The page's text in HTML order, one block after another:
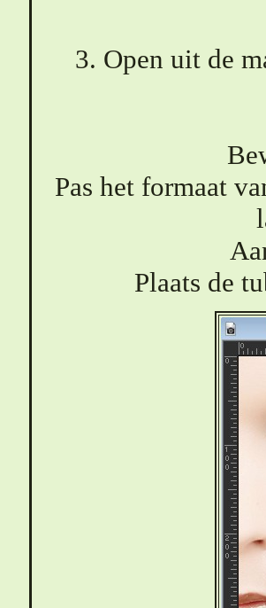
3. Open uit de
Pas het formaat
Plaats de